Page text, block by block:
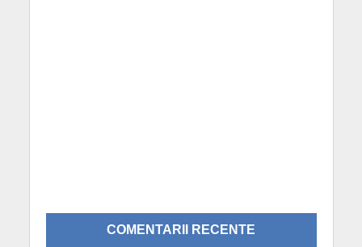
COMENTARII RECENTE